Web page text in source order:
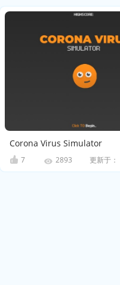
Corona Virus Simulator
7 2893 更新于：